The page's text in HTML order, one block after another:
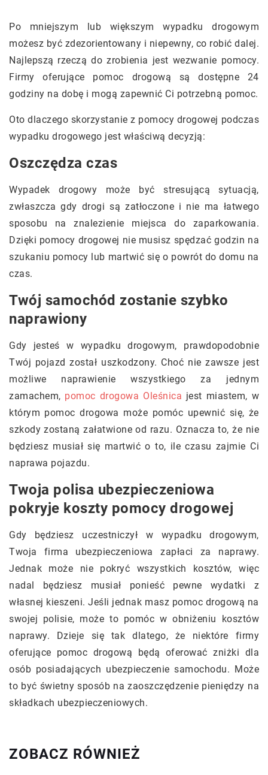
Po mniejszym lub większym wypadku drogowym
możesz być zdezorientowany i niepewny, co robić dalej.
Najlepszą rzeczą do zrobienia jest wezwanie pomocy.
Firmy oferujące pomoc drogową są dostępne 24
godziny na dobę i mogą zapewnić Ci potrzebną pomoc.
Oto dlaczego skorzystanie z pomocy drogowej podczas
wypadku drogowego jest właściwą decyzją:
Oszczędza czas
Wypadek drogowy może być stresującą sytuacją,
zwłaszcza gdy drogi są zatłoczone i nie ma łatwego
sposobu na znalezienie miejsca do zaparkowania.
Dzięki pomocy drogowej nie musisz spędzać godzin na
szukaniu pomocy lub martwić się o powrót do domu na
czas.
Twój samochód zostanie szybko
naprawiony
Gdy jesteś w wypadku drogowym, prawdopodobnie
Twój pojazd został uszkodzony. Choć nie zawsze jest
możliwe naprawienie wszystkiego za jednym
zamachem, pomoc drogowa Oleśnica jest miastem, w
którym pomoc drogowa może pomóc upewnić się, że
szkody zostaną załatwione od razu. Oznacza to, że nie
będziesz musiał się martwić o to, ile czasu zajmie Ci
naprawa pojazdu.
Twoja polisa ubezpieczeniowa
pokryje koszty pomocy drogowej
Gdy będziesz uczestniczył w wypadku drogowym,
Twoja firma ubezpieczeniowa zapłaci za naprawy.
Jednak może nie pokryć wszystkich kosztów, więc
nadal będziesz musiał ponieść pewne wydatki z
własnej kieszeni. Jeśli jednak masz pomoc drogową na
swojej polisie, może to pomóc w obniżeniu kosztów
naprawy. Dzieje się tak dlatego, że niektóre firmy
oferujące pomoc drogową będą oferować zniżki dla
osób posiadających ubezpieczenie samochodu. Może
to być świetny sposób na zaoszczędzenie pieniędzy na
składkach ubezpieczeniowych.
ZOBACZ RÓWNIEŻ